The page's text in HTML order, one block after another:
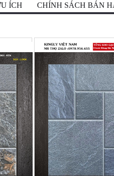
ÍCH CHÍNH SÁCH BÁN